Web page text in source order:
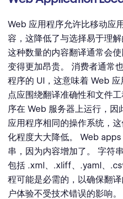
Web 应用程序允许比移动应
容，这降低了与选择易于理解
这种数量的内容翻译通常会
变得更加昂贵。 消费者通常
程序的 UI，这意味着 Web
点应围绕翻译准确性和文件
序在 Web 服务器上运行，因
应用程序相同的操作系统，
化程度大大降低。 Web
串，因为内容增加了。 字符
包括 .xml、.xliff、.yaml、
程可能是必需的，以确保翻
户体验不受技术错误的影响